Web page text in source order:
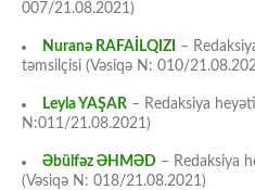
007/21.08.2021)
Nuranə RAFAİLQIZI
–
təmsilçisi (Vəsiqə N: 010/
Leyla YAŞAR – Redaksiya
N:011/21.08.2021)
Əbülfəz ƏHMƏD – Redaksiya
(Vəsiqə N: 018/21.08.2021)